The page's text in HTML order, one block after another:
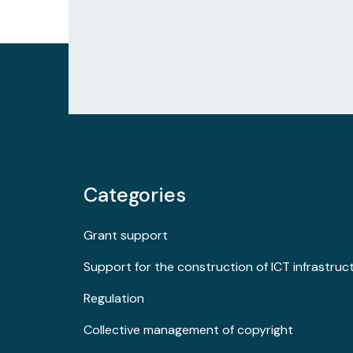
Categories
Grant support
Support for the construction of ICT
Regulation
Collective management of copyright